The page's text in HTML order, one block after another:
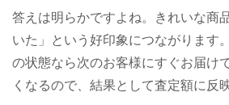
答えは明らかですよね。きれいな商
いた」という好印象につながります
の状態なら次のお客様にすぐお届け
くなるので、結果として査定額に反